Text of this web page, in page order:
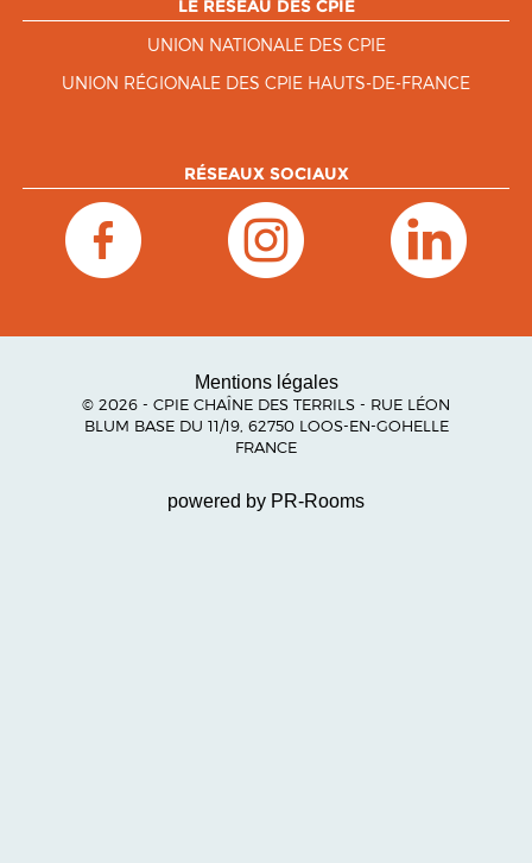
LE RÉSEAU DES CPIE
UNION NATIONALE DES CPIE
UNION RÉGIONALE DES CPIE HAUTS-DE-FRANCE
RÉSEAUX SOCIAUX
Mentions légales
© 2026 - CPIE CHAÎNE DES TERRILS - RUE LÉON
BLUM BASE DU 11/19, 62750 LOOS-EN-GOHELLE
FRANCE
powered by PR-Rooms